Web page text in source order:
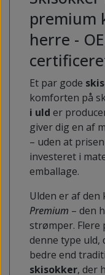
premium
herre -
Et par gode
komforten på
i uld er
giver dig en af
– uden at
investeret i
emballage.
Ulden er af den
Premium – den
strømper.
denne type uld,
bedre end
skisokker, der